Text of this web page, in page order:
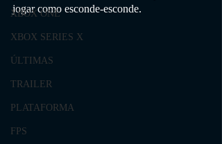
XBOX ONE
XBOX SERIES X
ÚLTIMAS
TRAILER
PLATAFORMA
FPS
jogar como esconde-esconde.